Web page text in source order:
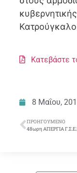
Κατεβάστε
8 Μαΐου,
ΠΡΟΗΓΟΎΜΕΝΟ